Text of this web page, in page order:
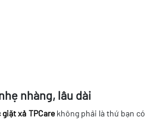
nhàng, lâu dài
giặt xả TPCarekhông phải là thứ bạn có